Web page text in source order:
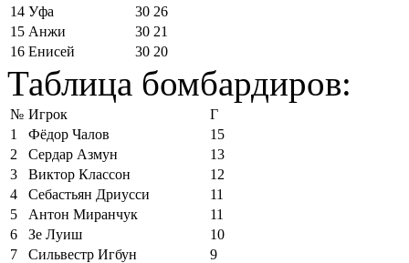
14 Уфа 30 26
15 Анжи 30 21
16 Енисей 30 20
Таблица бомбардиров:
№ Игрок
Г
1
Фёдор Чалов
15
2
Сердар Азмун
13
3
Виктор Классон
12
4
Себастьян Дриусси
11
5
Антон Миранчук
11
6
Зе Луиш
10
7
Сильвестр Игбун
9